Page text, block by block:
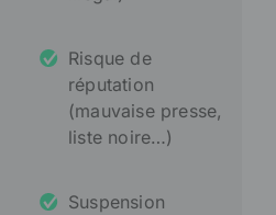
Risque de
réputation
(mauvaise presse,
liste noire…)
Suspension